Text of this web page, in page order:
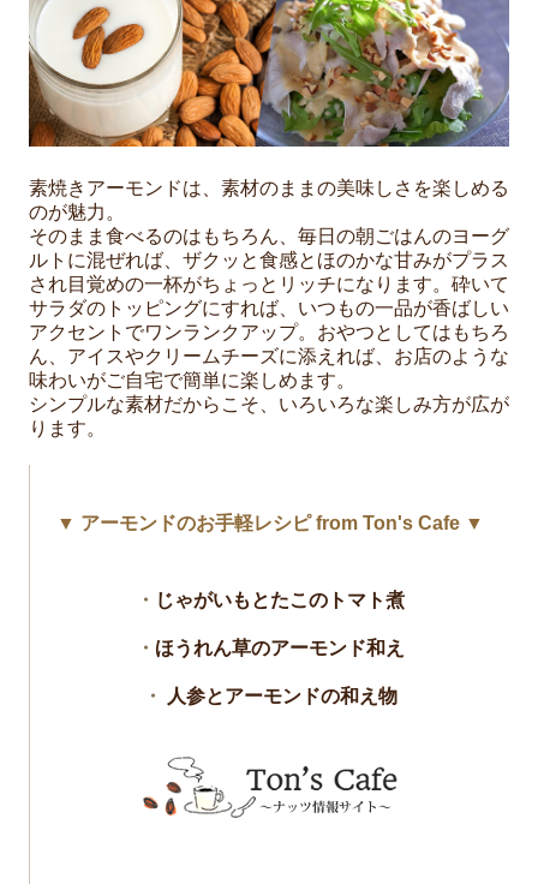
素焼きアーモンドは、素材のままの美味しさを楽しめる
のが魅力。
そのまま食べるのはもちろん、毎日の朝ごはんのヨーグ
ルトに混ぜれば、ザクッと食感とほのかな甘みがプラス
され目覚めの一杯がちょっとリッチになります。砕いて
サラダのトッピングにすれば、いつもの一品が香ばしい
アクセントでワンランクアップ。おやつとしてはもちろ
ん、アイスやクリームチーズに添えれば、お店のような
味わいがご自宅で簡単に楽しめます。
シンプルな素材だからこそ、いろいろな楽しみ方が広が
ります。
▼ アーモンドのお手軽レシピ from Ton's Cafe ▼
・ じゃがいもとたこのトマト煮
・ ほうれん草のアーモンド和え
・ 人参とアーモンドの和え物